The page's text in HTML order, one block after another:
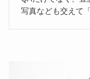
写真なども交えて